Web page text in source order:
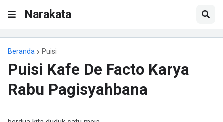
Narakata
Beranda Puisi
Puisi Kafe De Facto Karya
Rabu Pagisyahbana